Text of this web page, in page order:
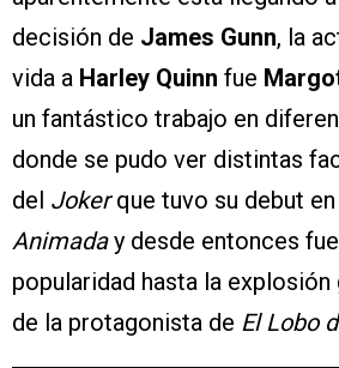
decisión de James Gunn, la
vida a Harley Quinn fue
un fantástico trabajo en
donde se pudo ver distintas
del Jokerque tuvo su debut en
Animaday desde entonces
popularidad hasta la
de la protagonista de El Lobo